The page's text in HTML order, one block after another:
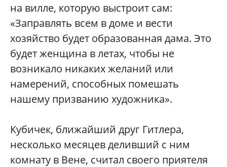
на вилле, которую выстроит сам:
«Заправлять всем в доме и вести
хозяйство будет образованная дама. Это
будет женщина в летах, чтобы не
возникало никаких желаний или
намерений, способных помешать
нашему призванию художника».
Кубичек, ближайший друг Гитлера,
несколько месяцев деливший с ним
комнату в Вене, считал своего приятеля